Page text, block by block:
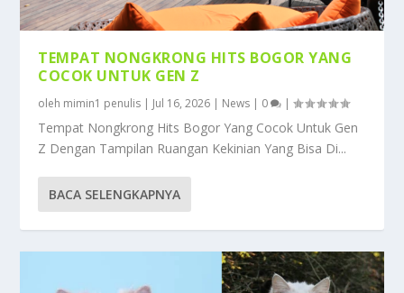
TEMPAT NONGKRONG HITS BOGOR YANG
COCOK UNTUK GEN Z
oleh mimin1 penulis | Jul 16, 2026 | News | 0 |
Tempat Nongkrong Hits Bogor Yang Cocok Untuk Gen
Z Dengan Tampilan Ruangan Kekinian Yang Bisa Di...
BACA SELENGKAPNYA